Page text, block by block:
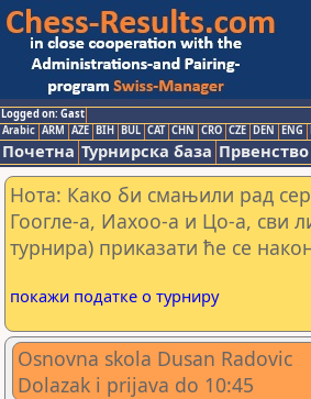
Logged on: Gast
Arabic ARM AZE BIH BUL CAT CHN CRO CZE DEN ENG
Почетна Турнирска база Првенство
Нота: Како би смањили рад
Гоогле-а, Иахоо-а и Цо-а, сви
турнира) приказати ће се
покажи податке о турниру
Osnovna skola Dusan Radovic
Dolazak i prijava do 10:45